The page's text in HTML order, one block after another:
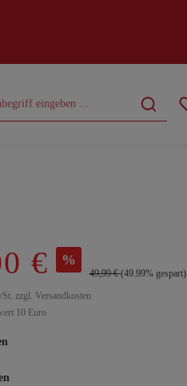
CURVY
€ %
49,99 €(49.99% gespart)
zzgl. Versandkosten
10 Euro